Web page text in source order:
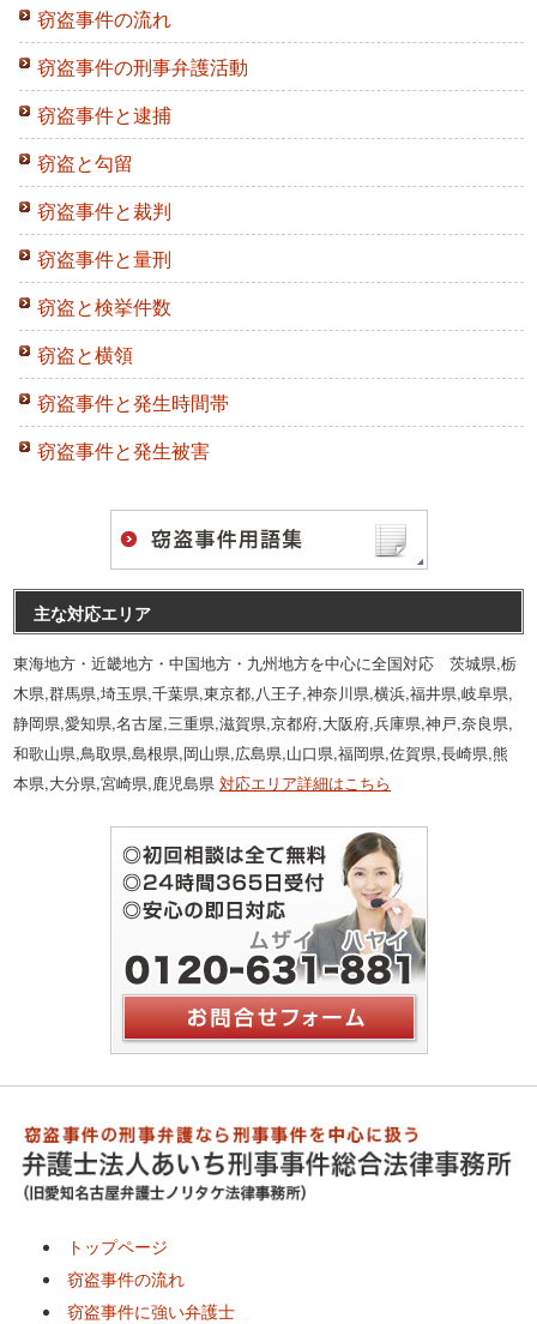
窃盗事件の流れ
窃盗事件の刑事弁護活動
窃盗事件と逮捕
窃盗と勾留
窃盗事件と裁判
窃盗事件と量刑
窃盗と検挙件数
窃盗と横領
窃盗事件と発生時間帯
窃盗事件と発生被害
主な対応エリア
東海地方・近畿地方・中国地方・九州地方を中心に全国対応 茨城県,栃
木県,群馬県,埼玉県,千葉県,東京都,八王子,神奈川県,横浜,福井県,岐阜県,
静岡県,愛知県,名古屋,三重県,滋賀県,京都府,大阪府,兵庫県,神戸,奈良県,
和歌山県,鳥取県,島根県,岡山県,広島県,山口県,福岡県,佐賀県,長崎県,熊
本県,大分県,宮崎県,鹿児島県対応エリア詳細はこちら
トップページ
窃盗事件の流れ
窃盗事件に強い弁護士